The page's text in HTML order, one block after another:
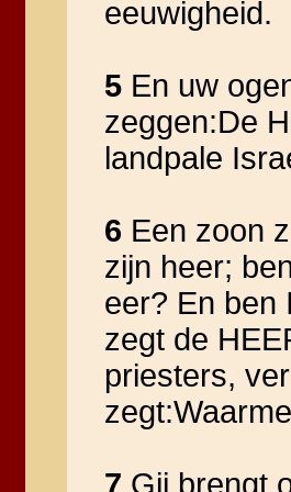
eeuwigheid.
5 En uw
zeggen:De
landpale
6 Een zoon
zijn heer;
eer? En ben
zegt de
priesters,
7 Gij brengt